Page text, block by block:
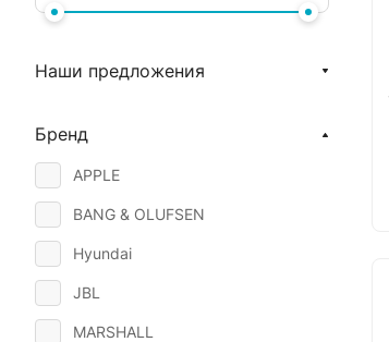
Наши предложения
Бренд
APPLE
BANG & OLUFSEN
Hyundai
JBL
MARSHALL